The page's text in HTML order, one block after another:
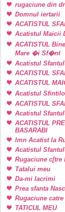
rugaciune din
Domnul iertarii
ACATISTUL
Acatistul Maicii
ACATISTUL
Mare �i Sf�nt
Acatistul
ACATISTUL
ACATISTUL
Acatistul
ACATISTUL
Acatistul
ACATISTUL
BASARABI
Imn Acatist la
Acatistul
Rugaciune c[tre
Tatalui meu
Da-mi lacrimi
Prea sfanta
Rugaciune
TATICUL MEU